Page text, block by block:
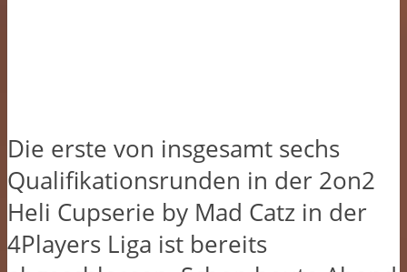
Die erste von insgesamt sechs
Qualifikationsrunden in der 2on2
Heli Cupserie by Mad Catz in der
4Players Liga ist bereits